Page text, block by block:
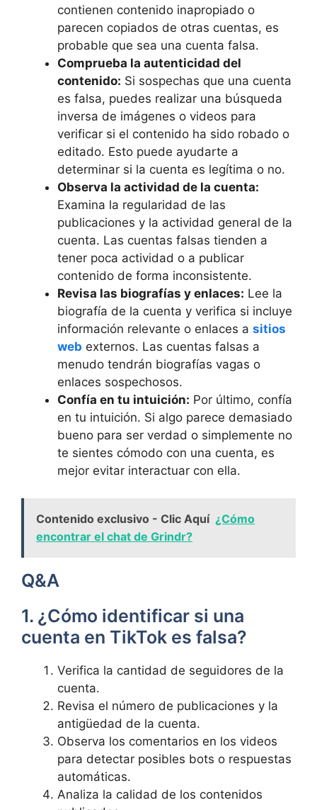
contienen contenido inapropiado o
parecen copiados de otras cuentas, es
probable que sea una cuenta falsa.
Comprueba la autenticidad del
contenido: Si sospechas que una cuenta
es falsa, puedes realizar una búsqueda
inversa de imágenes o videos para
verificar si el contenido ha sido robado o
editado. Esto puede ayudarte a
determinar si la cuenta es legítima o no.
Observa la actividad de la cuenta:
Examina la regularidad de las
publicaciones y la actividad general de la
cuenta. Las cuentas falsas tienden a
tener poca actividad o a publicar
contenido de forma inconsistente.
Revisa las biografías y enlaces: Lee la
biografía de la cuenta y verifica si incluye
información relevante o enlaces a sitios
web externos. Las cuentas falsas a
menudo tendrán biografías vagas o
enlaces sospechosos.
Confía en tu intuición: Por último, confía
en tu intuición. Si algo parece demasiado
bueno para ser verdad o simplemente no
te sientes cómodo con una cuenta, es
mejor evitar interactuar con ella.
Contenido exclusivo - Clic Aquí ¿Cómo
encontrar el chat de Grindr?
Q&A
1. ¿Cómo identificar si una
cuenta en TikTok es falsa?
Verifica la cantidad de seguidores de la
cuenta.
Revisa el número de publicaciones y la
antigüedad de la cuenta.
Observa los comentarios en los videos
para detectar posibles bots o respuestas
automáticas.
Analiza la calidad de los contenidos